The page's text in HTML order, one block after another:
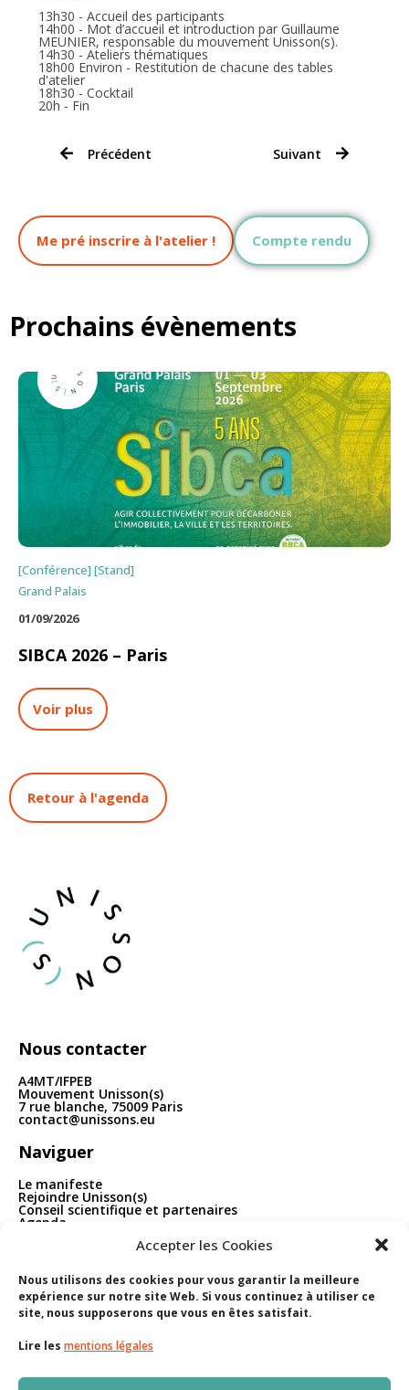
Accepter les Cookies
Nous utilisons des cookies pour vous garantir la meilleure
expérience sur notre site Web. Si vous continuez à utiliser ce
site, nous supposerons que vous en êtes satisfait.
Lire les mentions légales
13h30 - Accueil des participants
14h00 - Mot d’accueil et introduction par Guillaume
MEUNIER, responsable du mouvement Unisson(s).
14h30 - Ateliers thématiques
18h00 Environ - Restitution de chacune des tables
d'atelier
18h30 - Cocktail
20h - Fin
Précédent Suivant
Me pré inscrire à l'atelier ! Compte rendu
Prochains évènements
[Conférence] [Stand]
Grand Palais
01/09/2026
SIBCA 2026 – Paris
Voir plus
Retour à l'agenda
Nous contacter
A4MT/IFPEB
Mouvement Unisson(s)
7 rue blanche, 75009 Paris
contact@unissons.eu
Naviguer
Le manifeste
Rejoindre Unisson(s)
Conseil scientifique et partenaires
Agenda
Nous suivre
S’abonner à la newsletter
Youtube